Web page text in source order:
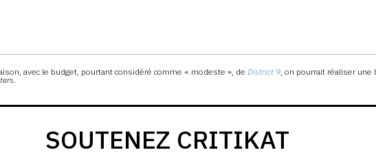
avec le budget, pourtant considéré comme « modeste », deDistrict 9 , on pourrait réaliser une
SOUTENEZ CRITIKAT